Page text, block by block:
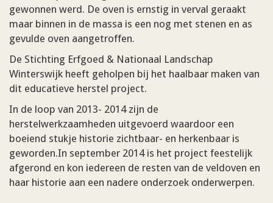
gewonnen werd. De oven is ernstig in verval geraakt
maar binnen in de massa is een nog met stenen en as
gevulde oven aangetroffen.
De Stichting Erfgoed & Nationaal Landschap
Winterswijk heeft geholpen bij het haalbaar maken van
dit educatieve herstel project.
In de loop van 2013- 2014 zijn de
herstelwerkzaamheden uitgevoerd waardoor een
boeiend stukje historie zichtbaar- en herkenbaar is
geworden.In september 2014 is het project feestelijk
afgerond en kon iedereen de resten van de veldoven en
haar historie aan een nadere onderzoek onderwerpen.